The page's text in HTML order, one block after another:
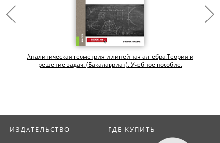
Аналитическая геометрия и линейная алгебра.Теория и
решение задач. (Бакалавриат). Учебное пособие.
ИЗДАТЕЛЬСТВО ГДЕ КУПИТЬ